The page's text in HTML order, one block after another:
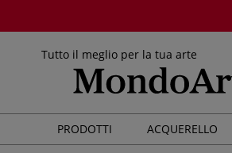
Tutto il meglio per la tua arte
PRODOTTI ACQUERELLO